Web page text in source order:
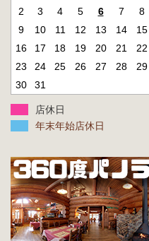
2
3 4 5 6 7
8
9
10 11 12 13 14
15
16
17 18 19 20 21
22
23
24 25 26 27 28
29
30
31
店休日
年末年始店休日